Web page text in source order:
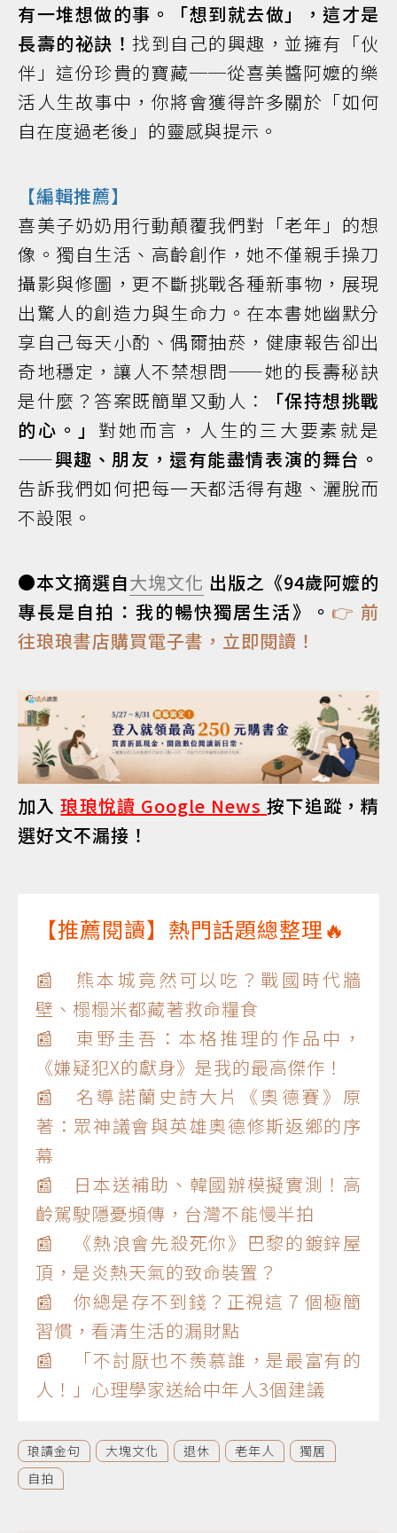
有一堆想做的事。「想到就去做」，這才是
長壽的祕訣！ 找到自己的興趣，並擁有「伙
伴」這份珍貴的寶藏──從喜美醬阿嬤的樂
活人生故事中，你將會獲得許多關於「如何
自在度過老後」的靈感與提示。
【編輯推薦】
喜美子奶奶用行動顛覆我們對「老年」的想
像。獨自生活、高齡創作，她不僅親手操刀
攝影與修圖，更不斷挑戰各種新事物，展現
出驚人的創造力與生命力。在本書她幽默分
享自己每天小酌、偶爾抽菸，健康報告卻出
奇地穩定，讓人不禁想問——她的長壽秘訣
是什麼？答案既簡單又動人：
「保持想挑戰
的心。」 對她而言，人生的三大要素就是
——興趣、朋友，還有能盡情表演的舞台。
告訴我們如何把每一天都活得有趣、灑脫而
不設限。
●本文摘選自大塊文化 出版之《94歲阿嬤的
專長是自拍：我的暢快獨居生活》。 👉 前
往琅琅書店購買電子書，立即閱讀！
加入琅琅悅讀 Google News按下追蹤，精
選好文不漏接！
【推薦閱讀】熱門話題總整理🔥
📰 熊本城竟然可以吃？戰國時代牆
壁、榻榻米都藏著救命糧食
📰 東野圭吾：本格推理的作品中，
《嫌疑犯X的獻身》是我的最高傑作！
📰 名導諾蘭史詩大片《奧德賽》原
著：眾神議會與英雄奧德修斯返鄉的序
幕
📰 日本送補助、韓國辦模擬實測！高
齡駕駛隱憂頻傳，台灣不能慢半拍
📰 《熱浪會先殺死你》巴黎的鍍鋅屋
頂，是炎熱天氣的致命裝置？
📰 你總是存不到錢？正視這 7 個極簡
習慣，看清生活的漏財點
📰 「不討厭也不羨慕誰，是最富有的
人！」心理學家送給中年人3個建議
琅讀金句 大塊文化 退休 老年人
獨居
自拍